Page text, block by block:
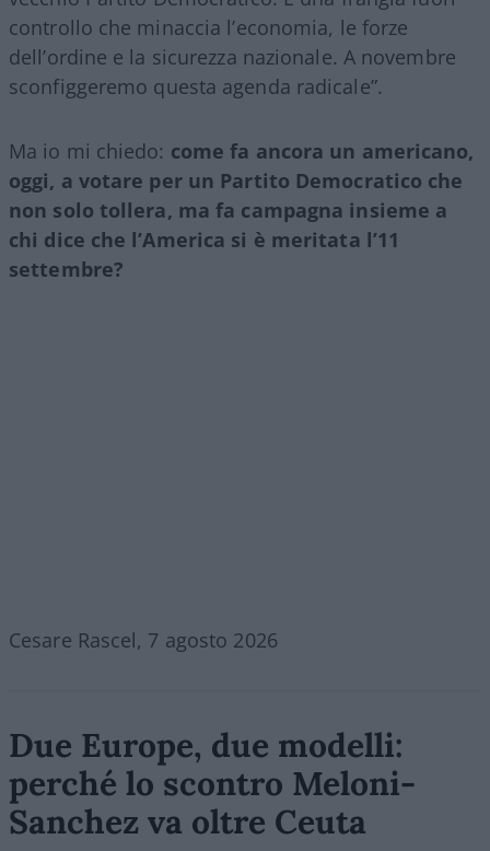
controllo che minaccia l’economia, le forze
dell’ordine e la sicurezza nazionale. A novembre
sconfiggeremo questa agenda radicale”.
Ma io mi chiedo: come fa ancora un americano,
oggi, a votare per un Partito Democratico che
non solo tollera, ma fa campagna insieme a
chi dice che l’America si è meritata l’11
settembre?
Cesare Rascel, 7 agosto 2026
Due Europe, due modelli:
perché lo scontro Meloni-
Sanchez va oltre Ceuta